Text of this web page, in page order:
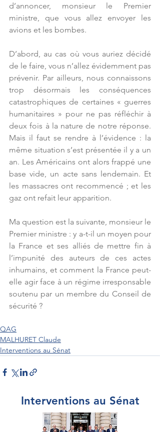
d’annoncer, monsieur le Premier
ministre, que vous allez envoyer les
avions et les bombes.
D’abord, au cas où vous auriez décidé
de le faire, vous n’allez évidemment pas
prévenir. Par ailleurs, nous connaissons
trop désormais les conséquences
catastrophiques de certaines « guerres
humanitaires » pour ne pas réfléchir à
deux fois à la nature de notre réponse.
Mais il faut se rendre à l’évidence : la
même situation s’est présentée il y a un
an. Les Américains ont alors frappé une
base vide, un acte sans lendemain. Et
les massacres ont recommencé ; et les
gaz ont refait leur apparition.
Ma question est la suivante, monsieur le
Premier ministre : y a-t-il un moyen pour
la France et ses alliés de mettre fin à
l’impunité des auteurs de ces actes
inhumains, et comment la France peut-
elle agir face à un régime irresponsable
soutenu par un membre du Conseil de
sécurité ?
QAG
MALHURET Claude
Interventions au Sénat
Interventions au Sénat